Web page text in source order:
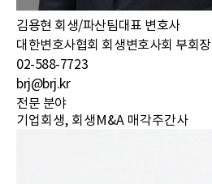
김용현 회생/파산팀대표 변호사
대한변호사협회 회생변호사회 부회장
02-588-7723
brj@brj.kr
전문 분야
기업회생, 회생M&A 매각주간사